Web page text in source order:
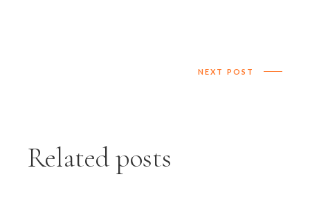
NEXT POST
Related posts